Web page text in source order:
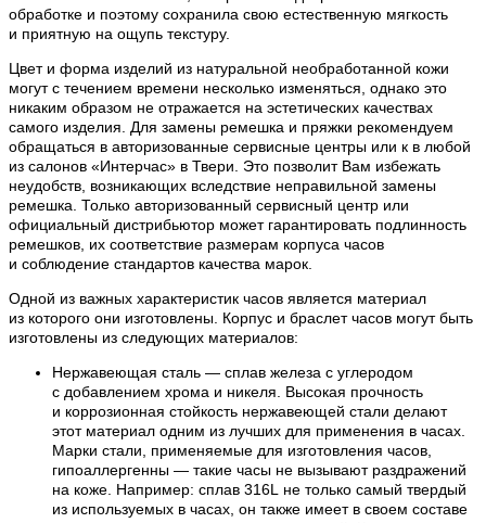
обработке и поэтому сохранила свою естественную мягкость
и приятную на ощупь текстуру.
Цвет и форма изделий из натуральной необработанной кожи
могут с течением времени несколько изменяться, однако это
никаким образом не отражается на эстетических качествах
самого изделия. Для замены ремешка и пряжки рекомендуем
обращаться в авторизованные сервисные центры или к в любой
из салонов «Интерчас» в Твери. Это позволит Вам избежать
неудобств, возникающих вследствие неправильной замены
ремешка. Только авторизованный сервисный центр или
официальный дистрибьютор может гарантировать подлинность
ремешков, их соответствие размерам корпуса часов
и соблюдение стандартов качества марок.
Одной из важных характеристик часов является материал
из которого они изготовлены. Корпус и браслет часов могут быть
изготовлены из следующих материалов:
Нержавеющая сталь — сплав железа с углеродом
с добавлением хрома и никеля. Высокая прочность
и коррозионная стойкость нержавеющей стали делают
этот материал одним из лучших для применения в часах.
Марки стали, применяемые для изготовления часов,
гипоаллергенны — такие часы не вызывают раздражений
на коже. Например: сплав 316L не только самый твердый
из используемых в часах, он также имеет в своем составе